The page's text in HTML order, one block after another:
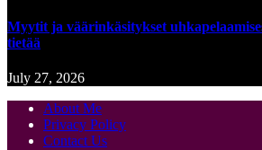
Myytit ja väärinkäsitykset
tietää
July 27, 2026
About Me
Privacy Policy
Contact Us